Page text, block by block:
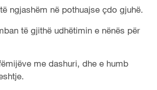
ngjashëm në pothuajse çdo gjuhë.
të gjithë udhëtimin e nënës për
me dashuri, dhe e humb